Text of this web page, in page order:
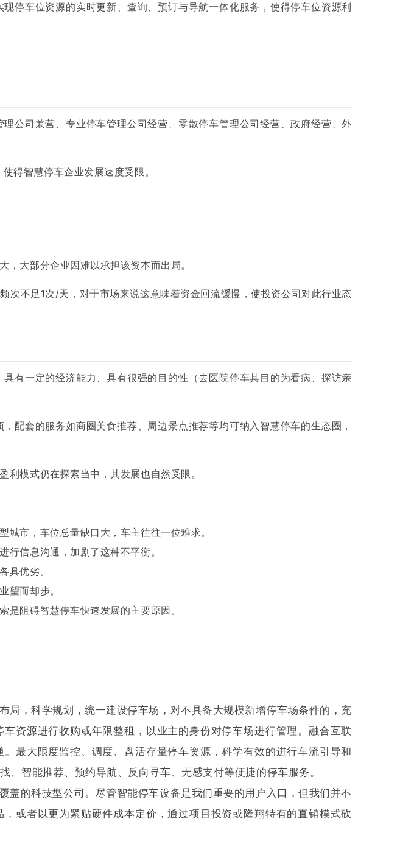
停车位资源的实时更新、查询、预订与导航一体化服务，使得停车位资源利
公司兼营、专业停车管理公司经营、零散停车管理公司经营、政府经营、外
得智慧停车企业发展速度受限。
大部分企业因难以承担该资本而出局。
次不足1次/天，对于市场来说这意味着资金回流缓慢，使投资公司对此行业态
有一定的经济能力、具有很强的目的性（去医院停车其目的为看病、探访亲
配套的服务如商圈美食推荐、周边景点推荐等均可纳入智慧停车的生态圈，
模式仍在探索当中，其发展也自然受限。
市，车位总量缺口大，车主往往一位难求。
行信息沟通，加剧了这种不平衡。
具优劣。
望而却步。
阻碍智慧停车快速发展的主要原因。
，科学规划，统一建设停车场，对不具备大规模新增停车场条件的，充
资源进行收购或年限整租，以业主的身份对停车场进行管理。融合互联
最大限度监控、调度、盘活存量停车资源，科学有效的进行车流引导和
智能推荐、预约导航、反向寻车、无感支付等便捷的停车服务。
的科技型公司。尽管智能停车设备是我们重要的用户入口，但我们并不
或者以更为紧贴硬件成本定价，通过项目投资或隆翔特有的直销模式砍